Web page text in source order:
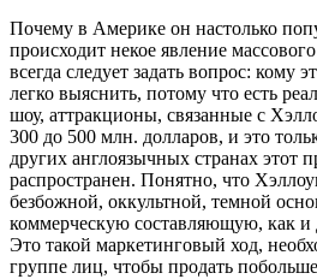
Почему в Америке он настолько
происходит некое явление
всегда следует задать вопрос: кому
легко выяснить, потому что есть
шоу, аттракционы, связанные с
300 до 500 млн. долларов, и это
других англоязычных странах этот
распространен. Понятно, что
безбожной, оккультной, темной
коммерческую составляющую, как и
Это такой маркетинговый ход,
группе лиц, чтобы продать